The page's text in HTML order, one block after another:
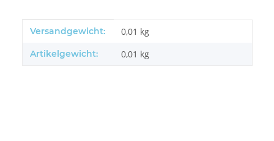
Produkteigenschaft
Wert
Versandgewicht: 0,01 kg
Artikelgewicht: 0,01 kg